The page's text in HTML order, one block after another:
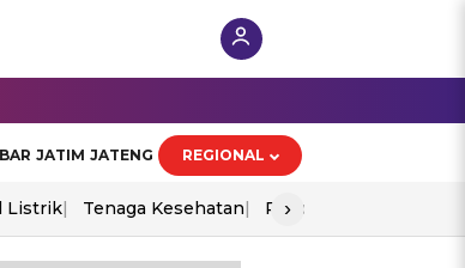
JATIM JATENG REGIONAL
Listrik Tenaga Kesehatan Piala Aff 2026
›